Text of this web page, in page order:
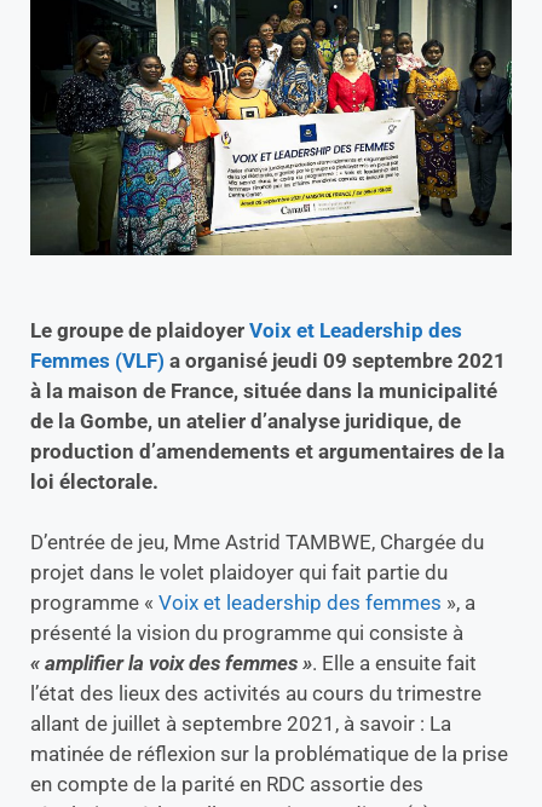
Le groupe de plaidoyer Voix et Leadership des
Femmes (VLF) a organisé jeudi 09 septembre 2021
à la maison de France, située dans la municipalité
de la Gombe, un atelier d’analyse juridique, de
production d’amendements et argumentaires de la
loi électorale.
D’entrée de jeu, Mme Astrid TAMBWE, Chargée du
projet dans le volet plaidoyer qui fait partie du
programme « Voix et leadership des femmes », a
présenté la vision du programme qui consiste à
« amplifier la voix des femmes ». Elle a ensuite fait
l’état des lieux des activités au cours du trimestre
allant de juillet à septembre 2021, à savoir : La
matinée de réflexion sur la problématique de la prise
en compte de la parité en RDC assortie des